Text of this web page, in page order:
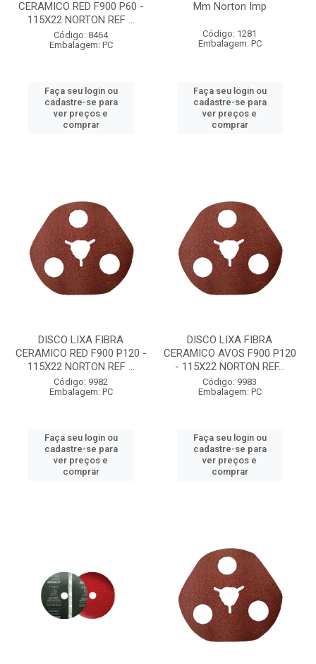
CERAMICO RED F900 P60 -
115X22 NORTON REF ...
Código: 8464
Embalagem: PC
Faça seu login ou
cadastre-se para
ver preços e
comprar
Mm Norton Imp
Código: 1281
Embalagem: PC
Faça seu login ou
cadastre-se para
ver preços e
comprar
DISCO LIXA FIBRA
CERAMICO RED F900 P120 -
115X22 NORTON REF ...
Código: 9982
Embalagem: PC
Faça seu login ou
cadastre-se para
ver preços e
comprar
DISCO LIXA FIBRA
CERAMICO AVOS F900 P120
- 115X22 NORTON REF...
Código: 9983
Embalagem: PC
Faça seu login ou
cadastre-se para
ver preços e
comprar